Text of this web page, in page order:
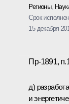
Регионы,
Срок
15 декабря
Пр-1891,
д)
и